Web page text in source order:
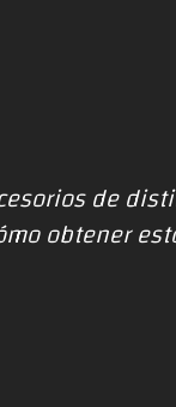
de
obtener